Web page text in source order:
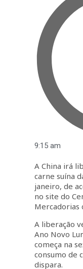
9:15 am
A China irá
carne suína
janeiro, de
no site do
Mercadorias
A liberação
Ano Novo
começa na
consumo de
dispara.